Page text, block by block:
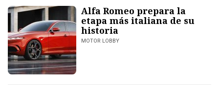
Alfa Romeo prepara la
etapa más italiana de su
historia
MOTOR LOBBY